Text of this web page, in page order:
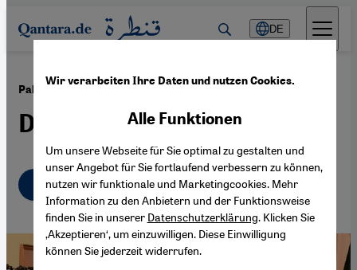
Direkt zum Inhalt springen
DE
Pakistan und die Taliban ·23.08.2021
Die Geister, die ich rief
Deutsch English عربي
Wir verarbeiten Ihre Daten und nutzen Cookies.
Alle Funktionen
Um unsere Webseite für Sie optimal zu gestalten und
unser Angebot für Sie fortlaufend verbessern zu können,
nutzen wir funktionale und Marketingcookies. Mehr
Information zu den Anbietern und der Funktionsweise
finden Sie in unserer Datenschutzerklärung. Klicken Sie
‚Akzeptieren‘, um einzuwilligen. Diese Einwilligung
können Sie jederzeit widerrufen.